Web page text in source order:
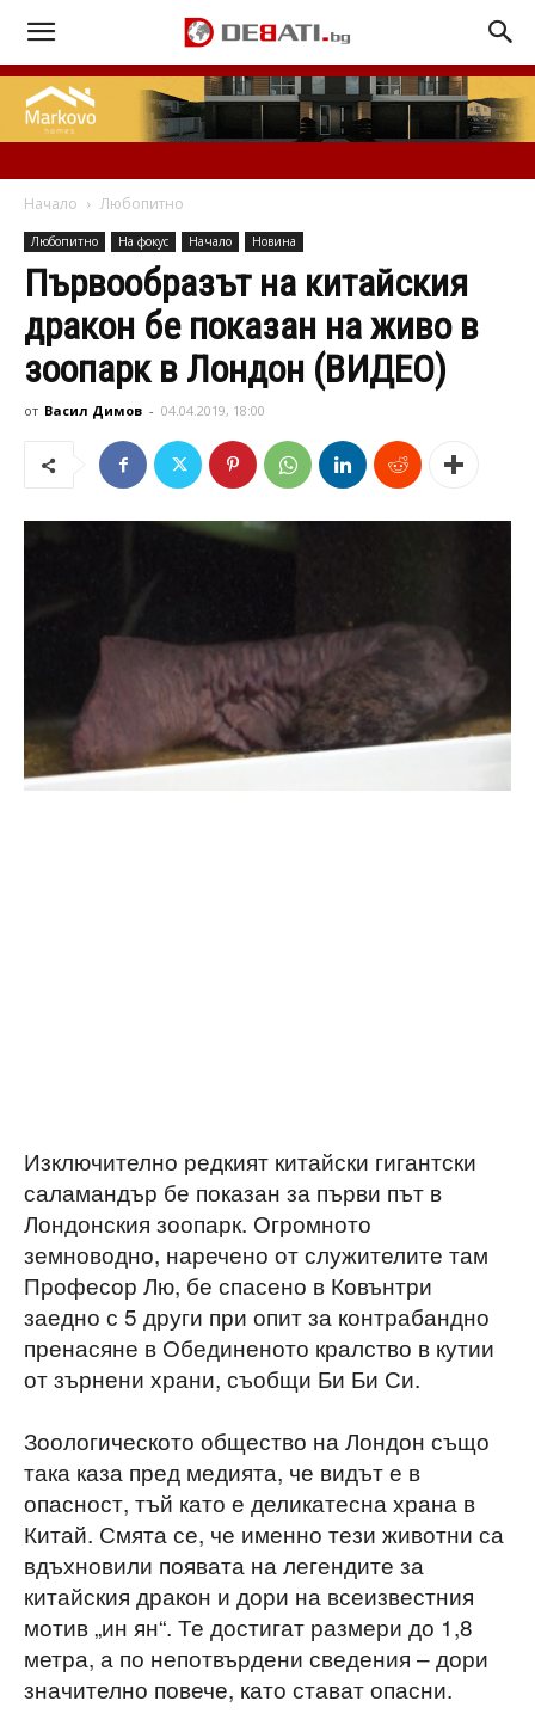
Начало Любопитно
Любопитно На фокус Начало Новина
Първообразът на китайския
дракон бе показан на живо в
зоопарк в Лондон (ВИДЕО)
от Васил Димов - 04.04.2019, 18:00
Изключително редкият китайски гигантски
саламандър бе показан за първи път в
Лондонския зоопарк. Огромното
земноводно, наречено от служителите там
Професор Лю, бе спасено в Ковънтри
заедно с 5 други при опит за контрабандно
пренасяне в Обединеното кралство в кутии
от зърнени храни, съобщи Би Би Си.
Зоологическото общество на Лондон също
така каза пред медията, че видът е в
опасност, тъй като е деликатесна храна в
Китай. Смята се, че именно тези животни са
вдъхновили появата на легендите за
китайския дракон и дори на всеизвестния
мотив „ин ян“. Те достигат размери до 1,8
метра, а по непотвърдени сведения – дори
значително повече, като стават опасни.